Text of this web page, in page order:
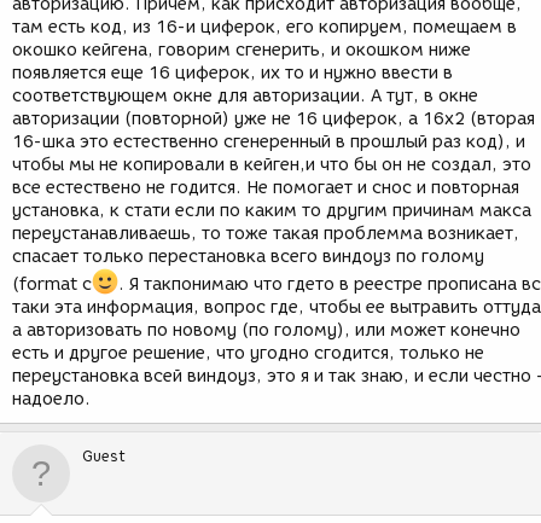
авторизацию. Причем, как присходит авторизация вообще,
там есть код, из 16-и циферок, его копируем, помещаем в
окошко кейгена, говорим сгенерить, и окошком ниже
появляется еще 16 циферок, их то и нужно ввести в
соответствующем окне для авторизации. А тут, в окне
авторизации (повторной) уже не 16 циферок, а 16х2 (вторая
16-шка это естественно сгенеренный в прошлый раз код), и
чтобы мы не копировали в кейген,и что бы он не создал, это
все естествено не годится. Не помогает и снос и повторная
установка, к стати если по каким то другим причинам макса
переустанавливаешь, то тоже такая проблемма возникает,
спасает только перестановка всего виндоуз по голому
(format c
. Я такпонимаю что гдето в реестре прописана
таки эта информация, вопрос где, чтобы ее вытравить
а авторизовать по новому (по голому), или может конечно
есть и другое решение, что угодно сгодится, только не
переустановка всей виндоуз, это я и так знаю, и если честно
надоело.
Guest